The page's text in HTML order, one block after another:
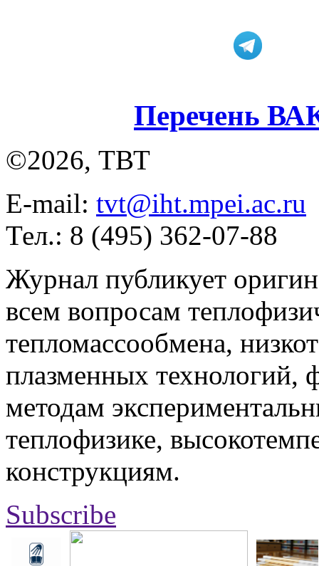
Перечень
©2026, ТВТ
E-mail: tvt@iht.mpei.ac.ru
Тел.: 8 (495) 362-07-88
Журнал публикует
всем вопросам
тепломассообмена,
плазменных технологий,
методам
теплофизике,
конструкциям.
Subscribe